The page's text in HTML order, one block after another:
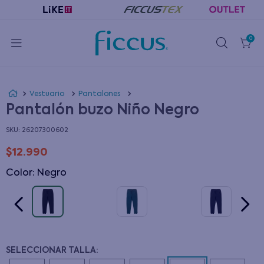
0
Vestuario Pantalones
Pantalón buzo Niño Negro
: 26207300602
$12.990
Color: negro